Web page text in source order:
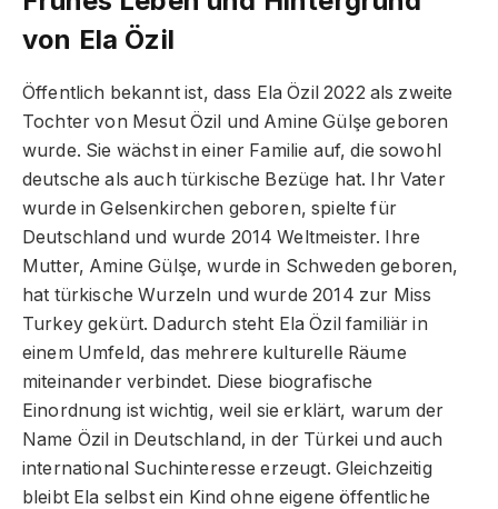
von Ela Özil
Öffentlich bekannt ist, dass Ela Özil 2022 als zweite
Tochter von Mesut Özil und Amine Gülşe geboren
wurde. Sie wächst in einer Familie auf, die sowohl
deutsche als auch türkische Bezüge hat. Ihr Vater
wurde in Gelsenkirchen geboren, spielte für
Deutschland und wurde 2014 Weltmeister. Ihre
Mutter, Amine Gülşe, wurde in Schweden geboren,
hat türkische Wurzeln und wurde 2014 zur Miss
Turkey gekürt. Dadurch steht Ela Özil familiär in
einem Umfeld, das mehrere kulturelle Räume
miteinander verbindet. Diese biografische
Einordnung ist wichtig, weil sie erklärt, warum der
Name Özil in Deutschland, in der Türkei und auch
international Suchinteresse erzeugt. Gleichzeitig
bleibt Ela selbst ein Kind ohne eigene öffentliche